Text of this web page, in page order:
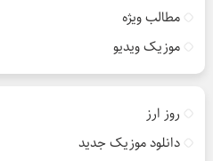
مطالب ویژه
موزیک ویدیو
روز ارز
دانلود موزیک جدید